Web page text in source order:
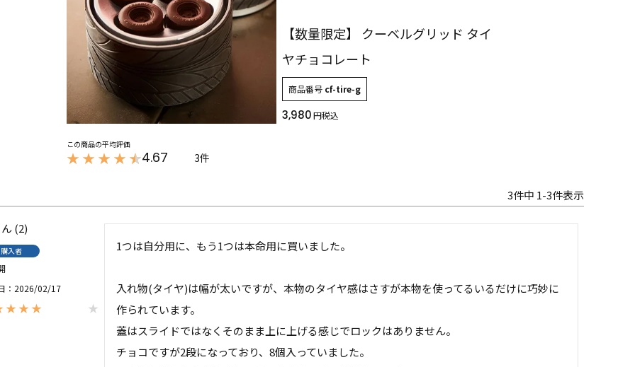
【数量限定】 クーベルグリッド タイ
ヤチョコレート
商品番号 cf-tire-g
3,980 税込
4.67 3
3件中 1-3件表示
2
購入者
2026/02/17
1つは自分用に、もう1つは本命用に買いました。
入れ物(タイヤ)は幅が太いですが、本物のタイヤ感はさすが本物を使ってるいるだけに巧妙に
作られています。
蓋はスライドではなくそのまま上に上げる感じでロックはありません。
チョコですが2段になっており、8個入っていました。